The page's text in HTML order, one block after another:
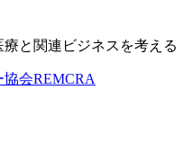
と関連ビジネスを考える